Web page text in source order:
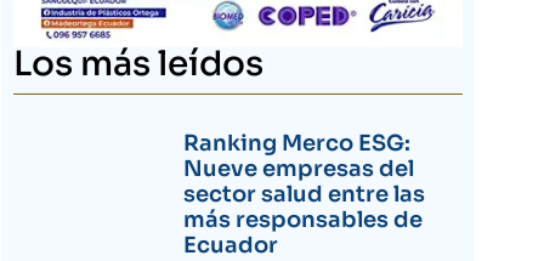
Los más leídos
Ranking Merco ESG:
Nueve empresas del
sector salud entre las
más responsables de
Ecuador